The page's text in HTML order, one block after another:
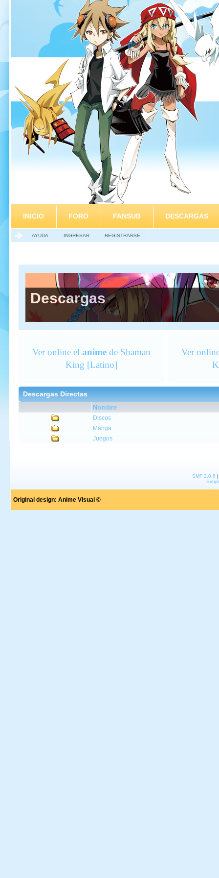
INICIO FORO FANSUB DESCARGAS
AYUDA INGRESAR REGISTRARSE
Descargas
Ver online el anime de Shaman
King [Latino]
Ver
Descargas Directas
Nombre
Discos
Manga
Juegos
SMF 2.0.6
Original design: Anime Visual ©